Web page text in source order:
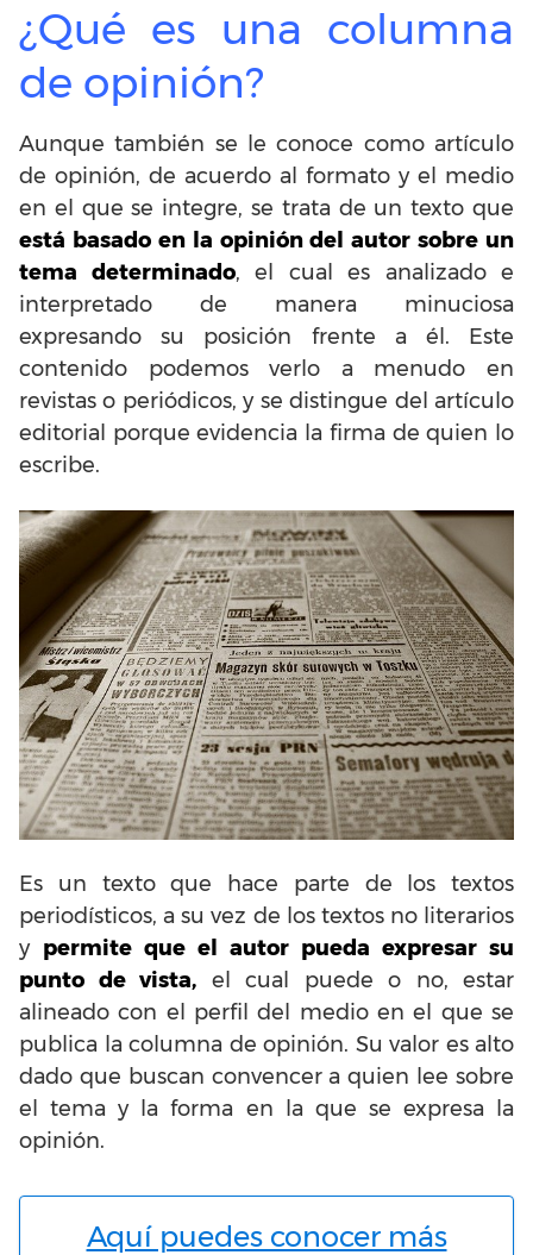
¿Qué es una columna
de opinión?
Aunque también se le conoce como artículo
de opinión, de acuerdo al formato y el medio
en el que se integre, se trata de un texto que
está basado en la opinión del autor sobre un
tema determinado, el cual es analizado e
interpretado de manera minuciosa
expresando su posición frente a él. Este
contenido podemos verlo a menudo en
revistas o periódicos, y se distingue del artículo
editorial porque evidencia la firma de quien lo
escribe.
Es un texto que hace parte de los textos
periodísticos, a su vez de los textos no literarios
y permite que el autor pueda expresar su
punto de vista, el cual puede o no, estar
alineado con el perfil del medio en el que se
publica la columna de opinión. Su valor es alto
dado que buscan convencer a quien lee sobre
el tema y la forma en la que se expresa la
opinión.
Aquí puedes conocer más